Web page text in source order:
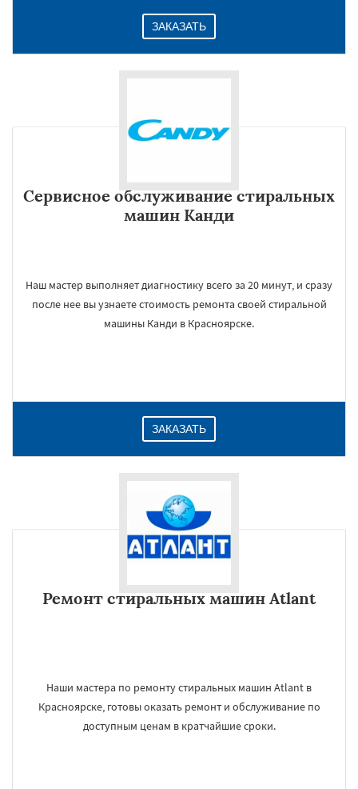
ЗАКАЗАТЬ
Сервисное обслуживание стиральных
машин Канди
Наш мастер выполняет диагностику всего за 20 минут, и сразу
после нее вы узнаете стоимость ремонта своей стиральной
машины Канди в Красноярске.
ЗАКАЗАТЬ
Ремонт стиральных машин Atlant
Наши мастера по ремонту стиральных машин Atlant в
Красноярске, готовы оказать ремонт и обслуживание по
доступным ценам в кратчайшие сроки.